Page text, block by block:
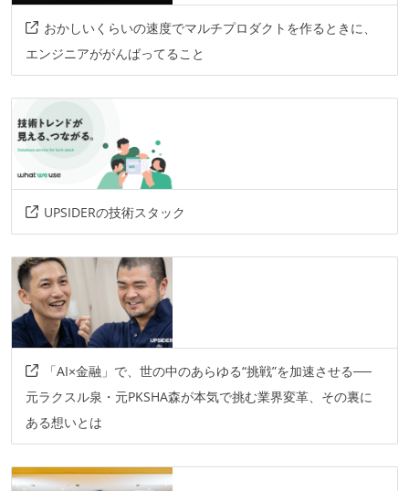
おかしいくらいの速度でマルチプロダクトを作るときに、
エンジニアががんばってること
UPSIDERの技術スタック
「AI×金融」で、世の中のあらゆる“挑戦”を加速させる──
元ラクスル泉・元PKSHA森が本気で挑む業界変革、その裏に
ある想いとは